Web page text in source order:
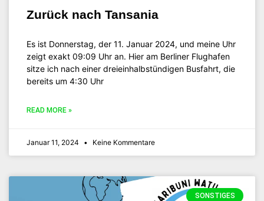
Zurück nach Tansania
Es ist Donnerstag, der 11. Januar 2024, und meine Uhr
zeigt exakt 09:09 Uhr an. Hier am Berliner Flughafen
sitze ich nach einer dreieinhalbstündigen Busfahrt, die
bereits um 4:30 Uhr
READ MORE »
Januar 11, 2024 Keine Kommentare
SONSTIGES